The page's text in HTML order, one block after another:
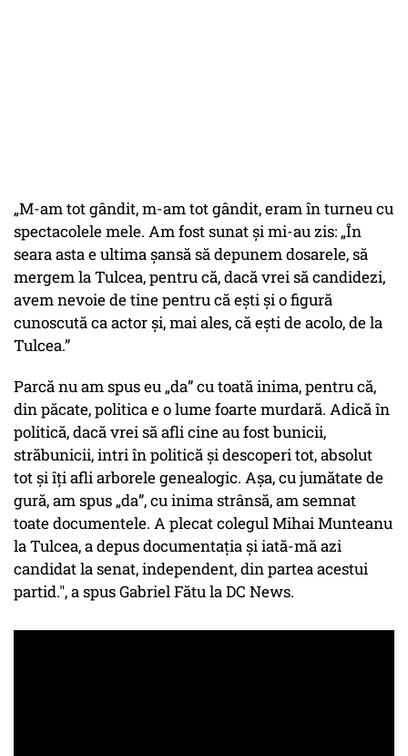
„M-am tot gândit, m-am tot gândit, eram în turneu cu
spectacolele mele. Am fost sunat și mi-au zis: „În
seara asta e ultima șansă să depunem dosarele, să
mergem la Tulcea, pentru că, dacă vrei să candidezi,
avem nevoie de tine pentru că ești și o figură
cunoscută ca actor și, mai ales, că ești de acolo, de la
Tulcea.”
Parcă nu am spus eu „da” cu toată inima, pentru că,
din păcate, politica e o lume foarte murdară. Adică în
politică, dacă vrei să afli cine au fost bunicii,
străbunicii, intri în politică și descoperi tot, absolut
tot și îți afli arborele genealogic. Așa, cu jumătate de
gură, am spus „da”, cu inima strânsă, am semnat
toate documentele. A plecat colegul Mihai Munteanu
la Tulcea, a depus documentația și iată-mă azi
candidat la senat, independent, din partea acestui
partid.", a spus Gabriel Fătu la DC News.